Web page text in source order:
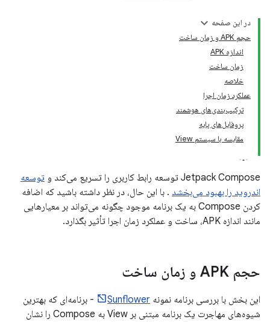
در این صفحه
حجم APK و زمان ساخت
اندازه APK
زمان ساخت
خلاصه
عملکرد زمان اجرا
ترکیب‌بندی‌های هوشمند
پروفایل‌های پایه
مقایسه با سیستم View
Jetpack Compose توسعه رابط کاربری را تسریع می‌کند و
توسعه
اندروید را بهبود می‌بخشد . با این حال، در نظر داشته باشید که اضافه
کردن Compose به یک برنامه موجود چگونه می‌تواند بر معیارهایی
مانند اندازه APK، ساخت و عملکرد زمان اجرا تأثیر بگذارد.
حجم APK و زمان ساخت
این بخش با بررسی برنامه نمونه Sunflower
- برنامه‌ای که بهترین
شیوه‌های مهاجرت یک برنامه مبتنی بر View به Compose را نشان